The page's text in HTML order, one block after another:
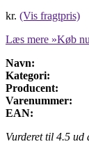
kr. (Vis fragtpris)
Læs mere »Køb
Navn:
Kategori:
Producent:
Varenummer:
EAN:
Vurderet til 4.5 ud